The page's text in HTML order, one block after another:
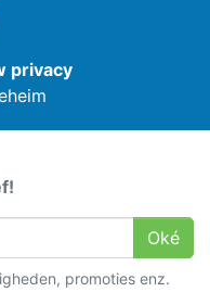
privacy
Oké
promoties enz.